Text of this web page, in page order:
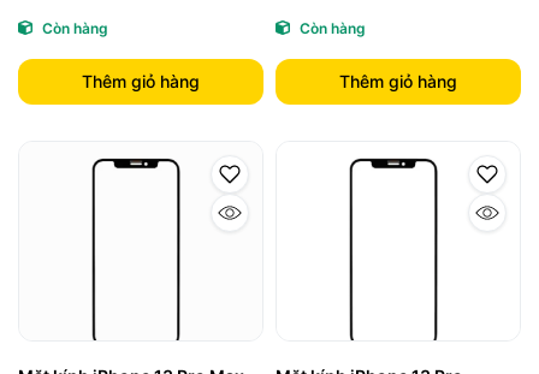
Còn hàng
Thêm giỏ hàng
Còn hàng
Thêm giỏ hàng